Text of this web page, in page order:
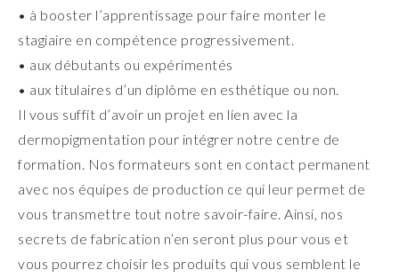
• à booster l’apprentissage pour faire monter le
stagiaire en compétence progressivement.
• aux débutants ou expérimentés
• aux titulaires d’un diplôme en esthétique ou non.
Il vous suffit d’avoir un projet en lien avec la
dermopigmentation pour intégrer notre centre de
formation. Nos formateurs sont en contact permanent
avec nos équipes de production ce qui leur permet de
vous transmettre tout notre savoir-faire. Ainsi, nos
secrets de fabrication n’en seront plus pour vous et
vous pourrez choisir les produits qui vous semblent le